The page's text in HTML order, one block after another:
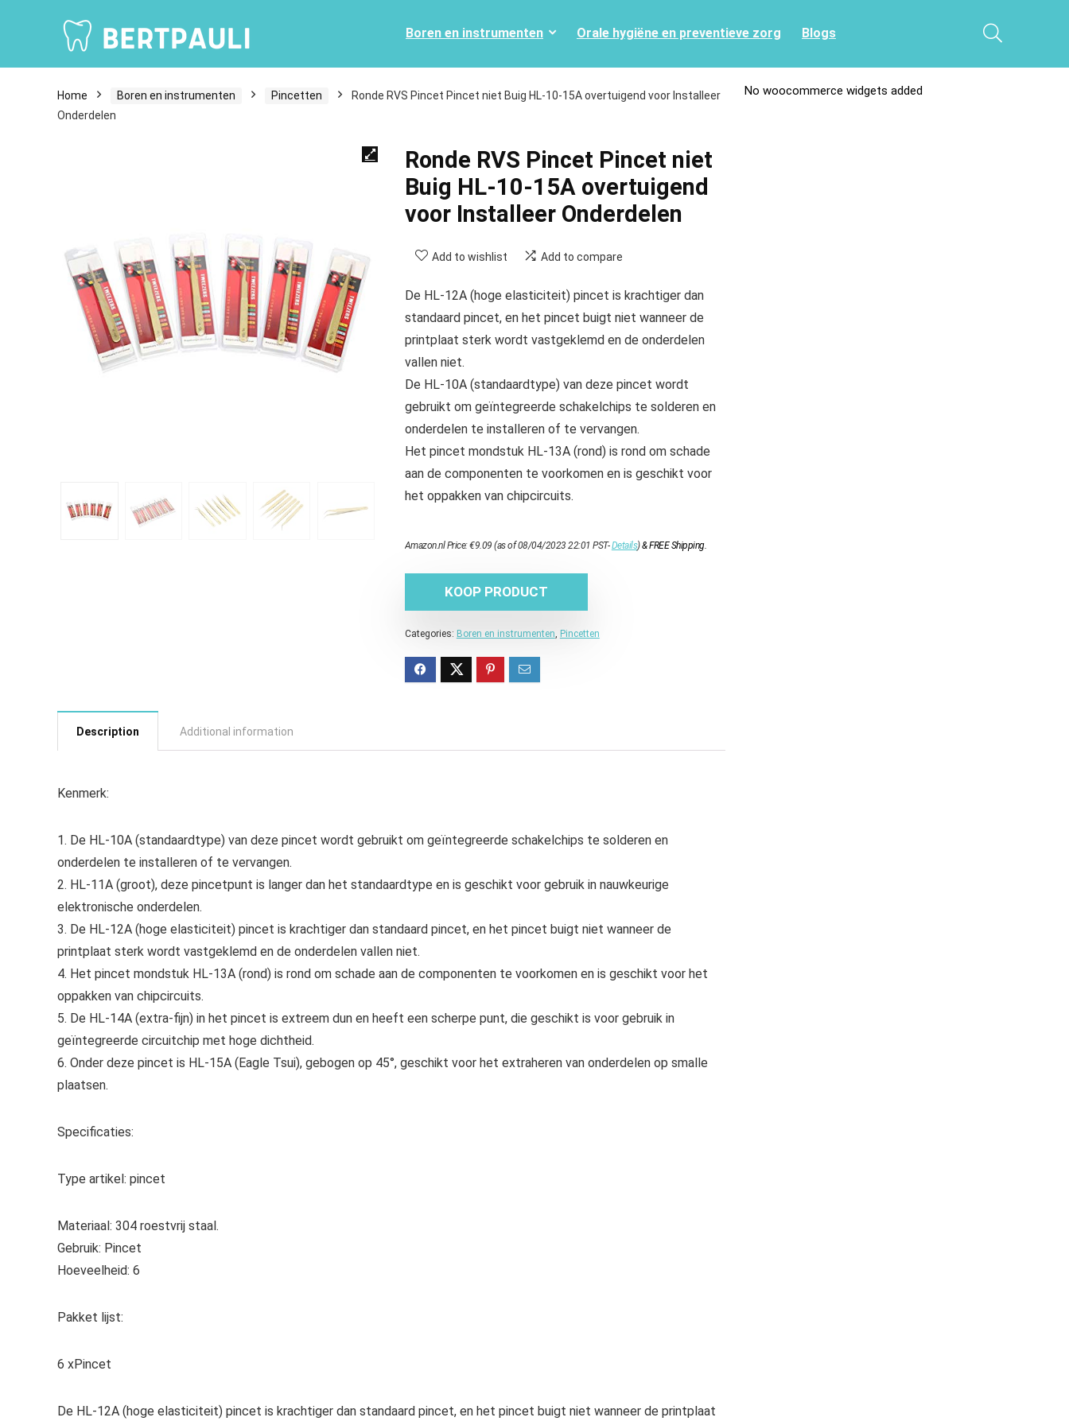
Boren en instrumenten Orale hygiëne en preventieve zorg Blogs
Home Boren en instrumenten Pincetten
Ronde RVS Pincet Pincet niet Buig HL-10-15A overtuigend voor Installeer
Onderdelen
Ronde RVS Pincet Pincet niet
Buig HL-10-15A overtuigend
voor Installeer Onderdelen
Add to wishlist Add to compare
De HL-12A (hoge elasticiteit) pincet is krachtiger dan
standaard pincet, en het pincet buigt niet wanneer de
printplaat sterk wordt vastgeklemd en de onderdelen
vallen niet.
De HL-10A (standaardtype) van deze pincet wordt
gebruikt om geïntegreerde schakelchips te solderen en
onderdelen te installeren of te vervangen.
Het pincet mondstuk HL-13A (rond) is rond om schade
aan de componenten te voorkomen en is geschikt voor
het oppakken van chipcircuits.
Amazon.nl Price:€9.09 (as of 08/04/2023 22:01 PST-Details)&FREE Shipping.
KOOP PRODUCT
Categories: Boren en instrumenten, Pincetten
Description Additional information
Kenmerk:
1. De HL-10A (standaardtype) van deze pincet wordt gebruikt om geïntegreerde schakelchips te solderen en
onderdelen te installeren of te vervangen.
2. HL-11A (groot), deze pincetpunt is langer dan het standaardtype en is geschikt voor gebruik in nauwkeurige
elektronische onderdelen.
3. De HL-12A (hoge elasticiteit) pincet is krachtiger dan standaard pincet, en het pincet buigt niet wanneer de
printplaat sterk wordt vastgeklemd en de onderdelen vallen niet.
4. Het pincet mondstuk HL-13A (rond) is rond om schade aan de componenten te voorkomen en is geschikt voor het
oppakken van chipcircuits.
5. De HL-14A (extra-fijn) in het pincet is extreem dun en heeft een scherpe punt, die geschikt is voor gebruik in
geïntegreerde circuitchip met hoge dichtheid.
6. Onder deze pincet is HL-15A (Eagle Tsui), gebogen op 45°, geschikt voor het extraheren van onderdelen op smalle
plaatsen.
Specificaties:
Type artikel: pincet
Materiaal: 304 roestvrij staal.
Gebruik: Pincet
Hoeveelheid: 6
Pakket lijst:
6 xPincet
De HL-12A (hoge elasticiteit) pincet is krachtiger dan standaard pincet, en het pincet buigt niet wanneer de printplaat
No woocommerce widgets added